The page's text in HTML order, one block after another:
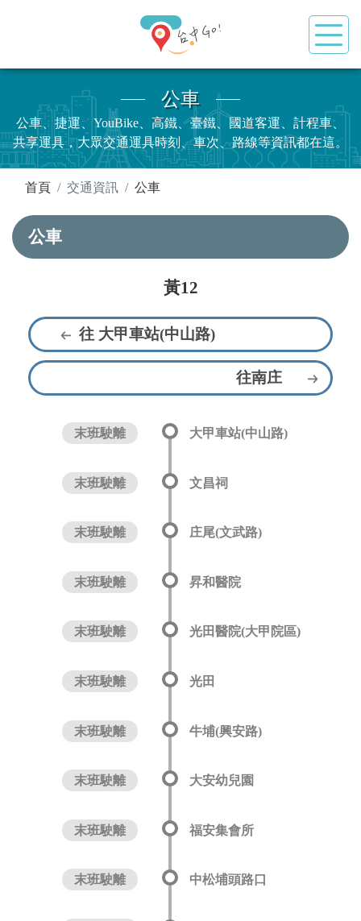
公車
公車、捷運、YouBike、高鐵、臺鐵、國道客運、計程車、
共享運具，大眾交通運具時刻、車次、路線等資訊都在這。
首頁 交通資訊 公車
公車
黃12
往 大甲車站(中山路)
往南庄
末班駛離 大甲車站(中山路)
末班駛離 文昌祠
末班駛離 庄尾(文武路)
末班駛離 昇和醫院
末班駛離 光田醫院(大甲院區)
末班駛離 光田
末班駛離 牛埔(興安路)
末班駛離 大安幼兒園
末班駛離 福安集會所
末班駛離 中松埔頭路口